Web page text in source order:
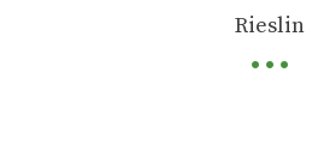
Rieslin
...